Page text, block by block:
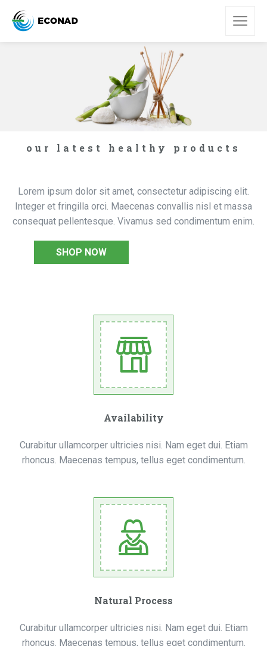
our latest healthy products
Lorem ipsum dolor sit amet, consectetur adipiscing elit.
Integer et fringilla orci. Maecenas convallis nisl et massa
consequat pellentesque. Vivamus sed condimentum enim.
SHOP NOW
Availability
Curabitur ullamcorper ultricies nisi. Nam eget dui. Etiam
rhoncus. Maecenas tempus, tellus eget condimentum.
Natural Process
Curabitur ullamcorper ultricies nisi. Nam eget dui. Etiam
rhoncus. Maecenas tempus, tellus eget condimentum.